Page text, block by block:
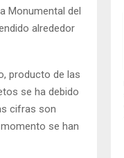
Monumental del
alrededor
producto de las
se ha debido
cifras son
se han